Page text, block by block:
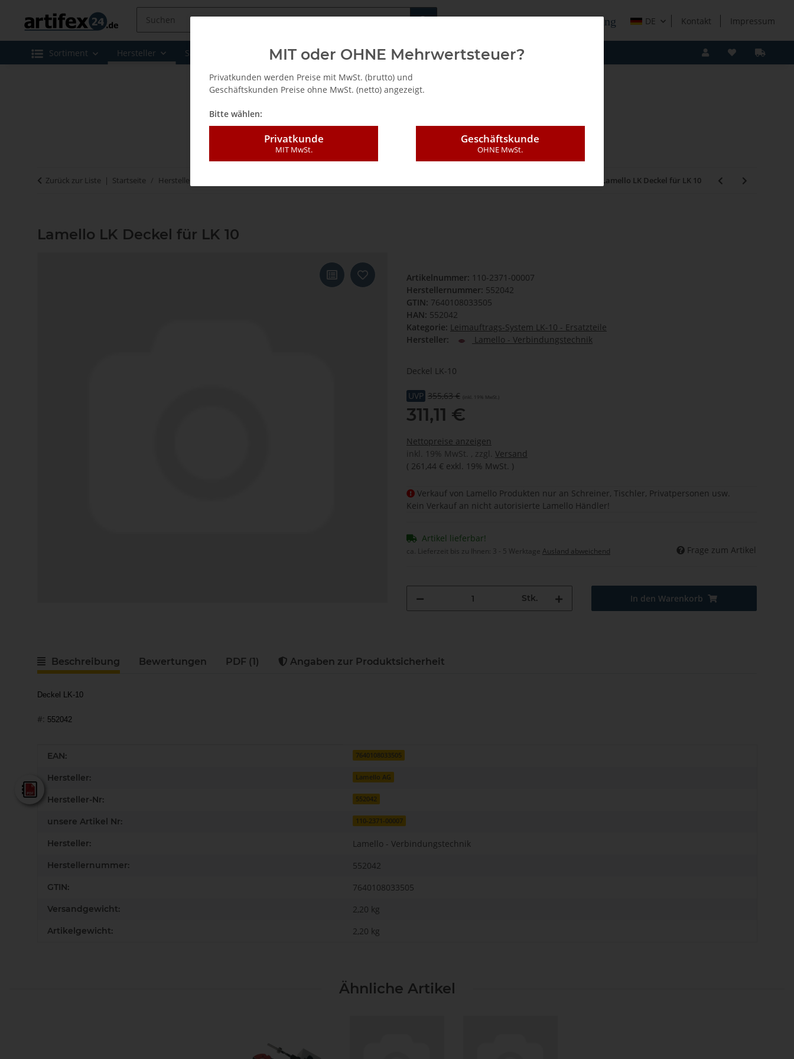
Fachshop für die Holzverarbeitung DE Kontakt Impressum
Sortiment Hersteller Sale Leasing / Mietkauf
Zurück zur Liste Startseite Hersteller Lamello LK Deckel für LK 10
Lamello LK Deckel für LK 10
Artikelnummer: 110-2371-00007
Herstellernummer: 552042
GTIN: 7640108033505
HAN: 552042
Kategorie: Leimauftrags-System LK-10 - Ersatzteile
Hersteller:
Lamello - Verbindungstechnik
Deckel LK-10
UVP 355,63 € (inkl. 19% MwSt.)
311,11 €
Nettopreise anzeigen
inkl. 19% MwSt. , zzgl. Versand
( 261,44 € exkl. 19% MwSt. )
Verkauf von Lamello Produkten nur an Schreiner, Tischler, Privatpersonen usw.
Kein Verkauf an nicht autorisierte Lamello Händler!
Artikel lieferbar!
ca. Lieferzeit bis zu Ihnen: 3 - 5 Werktage Ausland abweichend Frage zum Artikel
Stk. In den Warenkorb
Beschreibung Bewertungen PDF (1) Angaben zur Produktsicherheit
Deckel LK-10
#: 552042
Produkteigenschaft
Wert
EAN: 7640108033505
Hersteller: Lamello AG
Hersteller-Nr: 552042
unsere Artikel Nr: 110-2371-00007
Hersteller: Lamello - Verbindungstechnik
Herstellernummer: 552042
GTIN: 7640108033505
Versandgewicht: 2,20 kg
Artikelgewicht: 2,20 kg
Ähnliche Artikel
MIT oder OHNE Mehrwertsteuer?
Privatkunden werden Preise mit MwSt. (brutto) und
Geschäftskunden Preise ohne MwSt. (netto) angezeigt.
Bitte wählen:
Privatkunde
MIT MwSt.
Geschäftskunde
OHNE MwSt.